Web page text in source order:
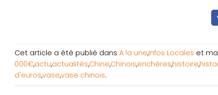
Cet article a été publié dans A la une,Infos Locales et
000€,actu,actualités,Chine,Chinois,enchères,histoire,
d'euros,vase,vase chinois.